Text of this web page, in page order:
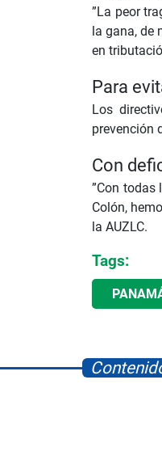
”La peor
la gana, de
en
Para
Los
prevención
Con
”Con todas
Colón,
la AUZLC.
Tags: